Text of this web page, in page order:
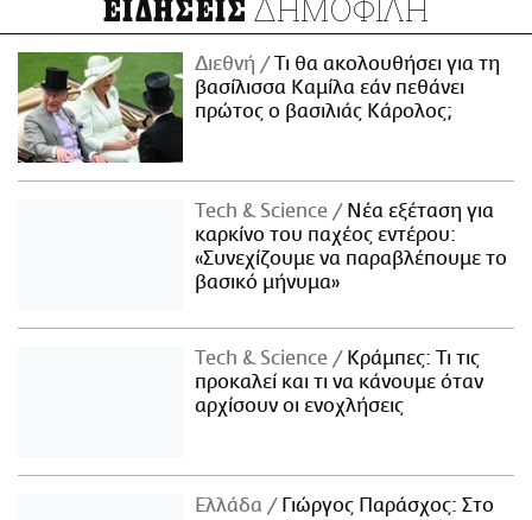
ΕΙΔΗΣΕΙΣ ΔΗΜΟΦΙΛΗ
Διεθνή
Τι θα ακολουθήσει για τη
βασίλισσα Καμίλα εάν πεθάνει
πρώτος ο βασιλιάς Κάρολος;
Τech & Science
Νέα εξέταση για
καρκίνο του παχέος εντέρου:
«Συνεχίζουμε να παραβλέπουμε το
βασικό μήνυμα»
Τech & Science
Κράμπες: Τι τις
προκαλεί και τι να κάνουμε όταν
αρχίσουν οι ενοχλήσεις
Ελλάδα
Γιώργος Παράσχος: Στο